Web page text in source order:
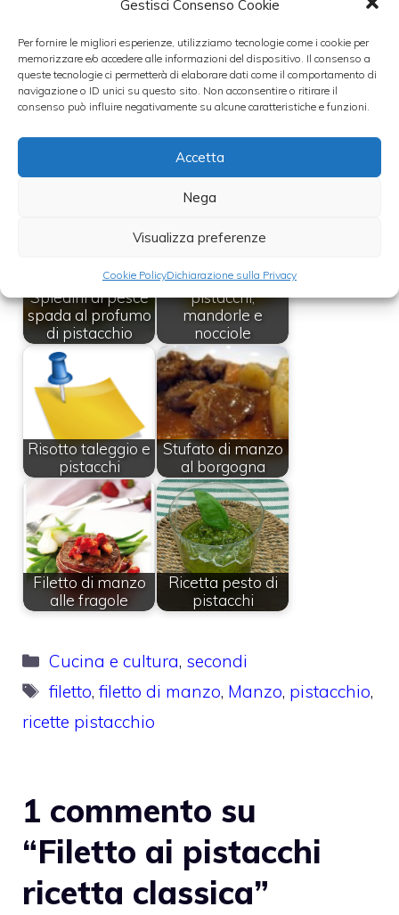
Gestisci Consenso Cookie
Per fornire le migliori esperienze, utilizziamo tecnologie come i cookie per
memorizzare e/o accedere alle informazioni del dispositivo. Il consenso a
queste tecnologie ci permetterà di elaborare dati come il comportamento di
navigazione o ID unici su questo sito. Non acconsentire o ritirare il
consenso può influire negativamente su alcune caratteristiche e funzioni.
Accetta
Nega
Visualizza preferenze
Cookie PolicyDichiarazione sulla Privacy
alcuni minuti.
– Servire, ancora bollenti, con alcuni
pistacchi freschi
Spiedini di pesce
spada al profumo
di pistacchio
Ricetta spaghetti
pistacchi,
mandorle e
nocciole
Risotto taleggio e
pistacchi
Stufato di manzo
al borgogna
Filetto di manzo
alle fragole
Ricetta pesto di
pistacchi
Categorie
Cucina e cultura, secondi
Tag
filetto,filetto di manzo, Manzo, pistacchio,
ricette pistacchio
1 commento su
“Filetto ai pistacchi
ricetta classica”